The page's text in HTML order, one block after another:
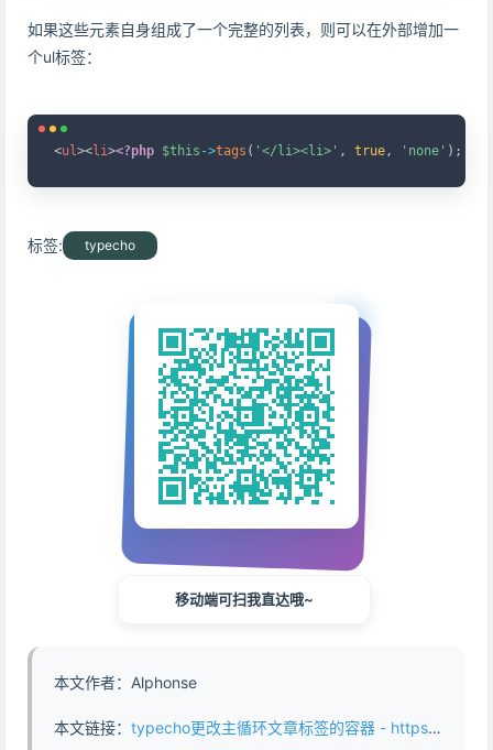
如果这些元素自身组成了一个完整的列表，则可以在外部增加一
个ul标签：
<ul><li><?php $this ->tags ( '</li><li>' , true, 'none' ) ;
标签: typecho
移动端可扫我直达哦~
本文作者：Alphonse
本文链接： typecho更改主循环文章标签的容器 - https://www.abddb.com/typecho_change_the_container_of_tags.html